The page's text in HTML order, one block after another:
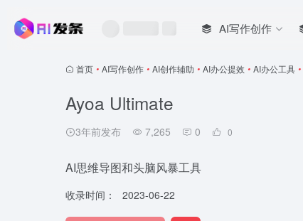
AI写作创作
首页 • AI写作创作 • AI创作辅助 • AI办公提效 • AI办公工具 •
Ayoa Ultimate
3年前发布 7,265 0 0
AI思维导图和头脑风暴工具
收录时间： 2023-06-22